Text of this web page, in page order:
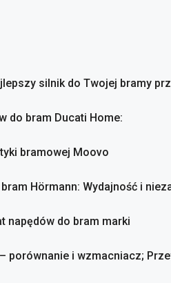
silnik do Twojej bramy
do bram Ducati Home:
bramowej Moovo
Hörmann: Wydajność i
napędów do bram marki
porównanie i wzmacniacz;